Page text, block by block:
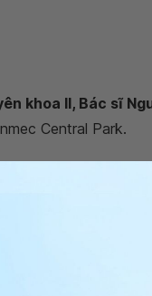
khoa II, Bác sĩ
Central Park.
sinh vào tuần bao
có mổ lấy thai
3 cần được bác